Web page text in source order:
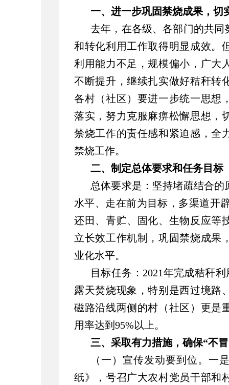
一、进一步巩固禁烧成果，切
去年，在各级、各部门的共
和转化利用工作取得明显成效。
利用能力不足，规模偏小，广大
不断提升，继续扎实做好秸秆转
各村（社区）要进一步统一思想
落实，努力克服麻痹松懈思想，
禁烧工作的责任感和紧迫感，全
禁烧工作。
二、制定总体要求和任务目标
总体要求是：坚持堵疏结合
水平、走在前为目标，多渠道开
还田、青贮、固化、生物反应等
立长效工作机制，巩固禁烧成果
业化水平。
目标任务： 2021年完成秸秆
露天焚烧现象，特别是西过境路
磁路沿线两侧的村（社区）更是
用率达到95%以上。
三、采取有力措施，确保“不
（一）宣传发动要到位。一
纸》，号召广大农村党员干部和